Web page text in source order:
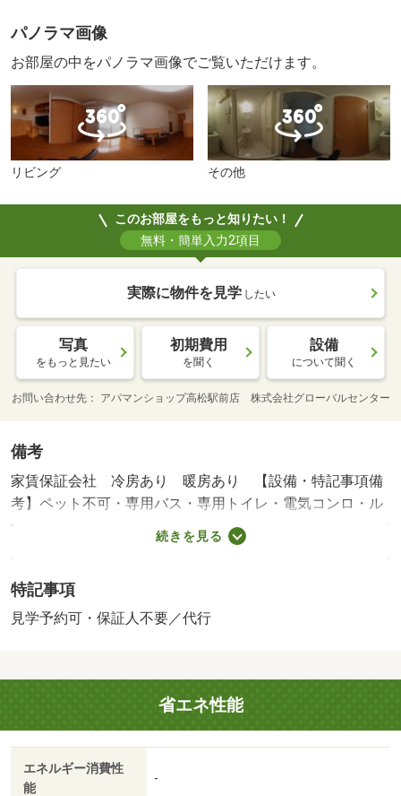
パノラマ画像
お部屋の中をパノラマ画像でご覧いただけます。
リビング その他
このお部屋をもっと知りたい！
無料・簡単入力2項目
実際に物件を見学 したい
写真
をもっと見たい
初期費用
を聞く
設備
について聞く
お問い合わせ先 アパマンショップ高松駅前店 株式会社グローバルセンター
備考
家賃保証会社 冷房あり 暖房あり 【設備・特記事項備
考】ペット不可・専用バス・専用トイレ・電気コンロ・ル
ームシェア不可/カギ交換料 16500円/環境維持費 550円/賃
続きを見る
特記事項
見学予約可・保証人不要／代行
省エネ性能
エネルギー消費性
能
-